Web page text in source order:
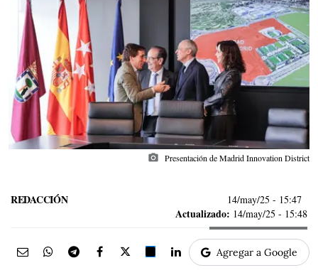
photo_camera Presentación de Madrid Innovation District
REDACCIÓN 14/may/25 - 15:47
Actualizado: 14/may/25 - 15:48
Agregar a Google